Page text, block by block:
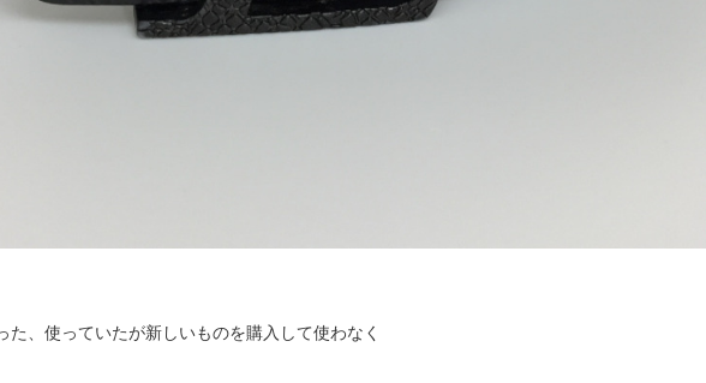
た、使っていたが新しいものを購入して使わなく